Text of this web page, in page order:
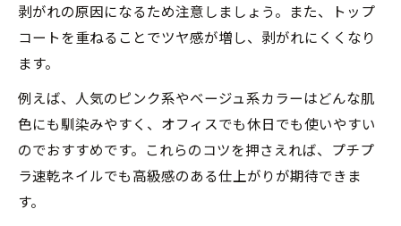
剥がれの原因になるため注意しましょう。また、トップ
コートを重ねることでツヤ感が増し、剥がれにくくなり
ます。
例えば、人気のピンク系やベージュ系カラーはどんな肌
色にも馴染みやすく、オフィスでも休日でも使いやすい
のでおすすめです。これらのコツを押さえれば、プチプ
ラ速乾ネイルでも高級感のある仕上がりが期待できま
す。